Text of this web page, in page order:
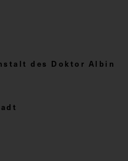
des Doktor Albin